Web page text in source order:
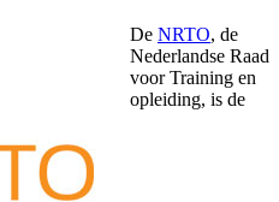
De NRTO, de
Nederlandse Raad
voor Training en
opleiding, is de